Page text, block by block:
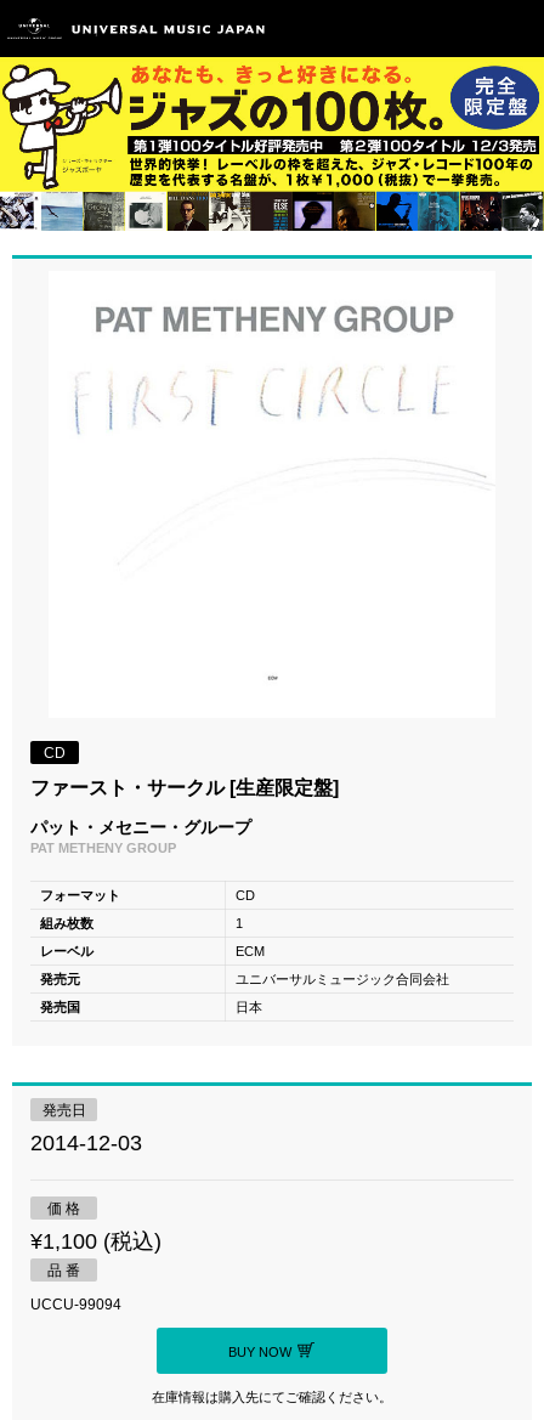
CD
ファースト・サークル [生産限定盤]
パット・メセニー・グループ
PAT METHENY GROUP
フォーマット
CD
組み枚数
1
レーベル
ECM
発売元
ユニバーサルミュージック合同会社
発売国
日本
発売日
2014-12-03
価 格
¥1,100 (税込)
品 番
UCCU-99094
BUY NOW
在庫情報は購入先にてご確認ください。